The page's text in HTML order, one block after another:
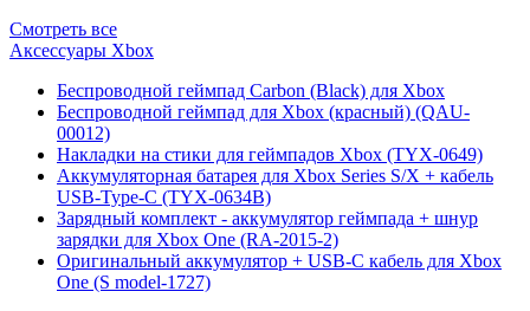
Смотреть все
Аксессуары Xbox
Беспроводной геймпад Carbon (Black) для Xbox
Беспроводной геймпад для Xbox (красный) (QAU-
00012)
Накладки на стики для геймпадов Xbox (TYX-0649)
Аккумуляторная батарея для Xbox Series S/X + кабель
USB-Type-C (TYX-0634B)
Зарядный комплект - аккумулятор геймпада + шнур
зарядки для Xbox One (RA-2015-2)
Оригинальный аккумулятор + USB-C кабель для Xbox
One (S model-1727)